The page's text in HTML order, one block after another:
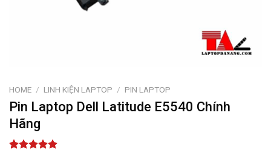
HOME / LINH KIỆN LAPTOP / PIN LAPTOP
Pin Laptop Dell Latitude E5540 Chính
Hãng